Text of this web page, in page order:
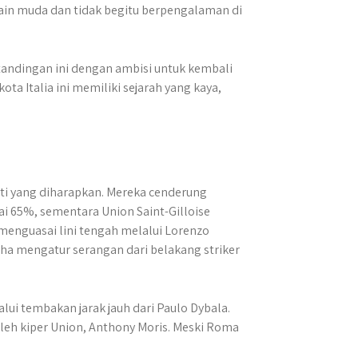
muda dan tidak begitu berpengalaman di
ini dengan ambisi untuk kembali
Italia ini memiliki sejarah yang kaya,
yang diharapkan. Mereka cenderung
65%, sementara Union Saint-Gilloise
lini tengah melalui Lorenzo
mengatur serangan dari belakang striker
tembakan jarak jauh dari Paulo Dybala.
kiper Union, Anthony Moris. Meski Roma